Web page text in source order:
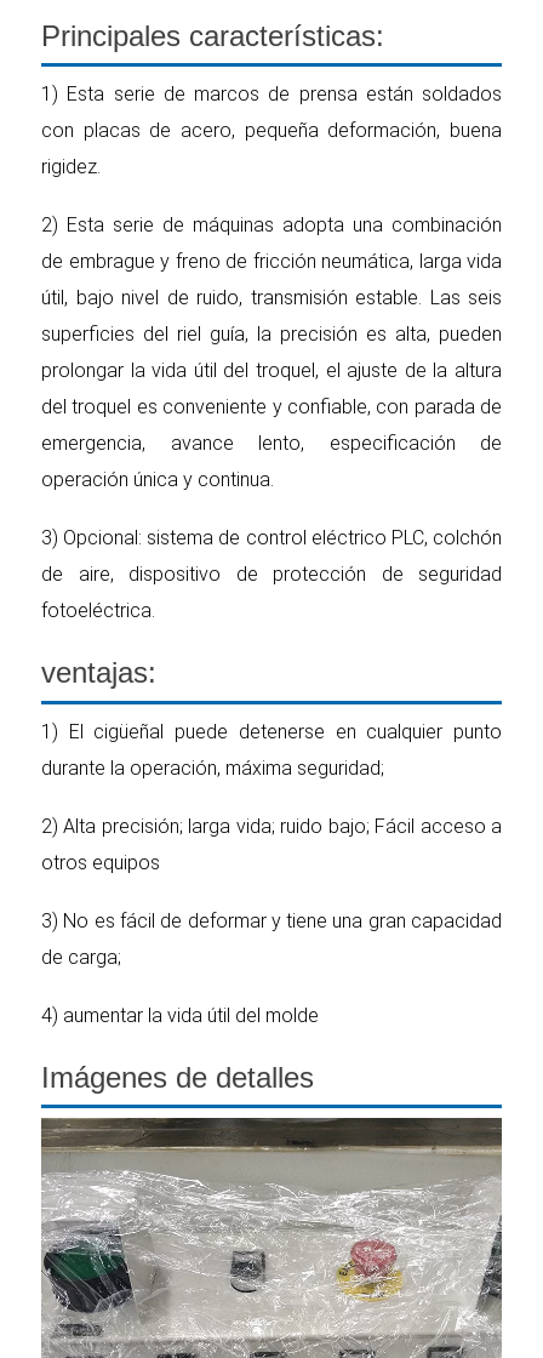
Principales características:
1) Esta serie de marcos de prensa están soldados
con placas de acero, pequeña deformación, buena
rigidez.
2) Esta serie de máquinas adopta una combinación
de embrague y freno de fricción neumática, larga vida
útil, bajo nivel de ruido, transmisión estable. Las seis
superficies del riel guía, la precisión es alta, pueden
prolongar la vida útil del troquel, el ajuste de la altura
del troquel es conveniente y confiable, con parada de
emergencia, avance lento, especificación de
operación única y continua.
3) Opcional: sistema de control eléctrico PLC, colchón
de aire, dispositivo de protección de seguridad
fotoeléctrica.
ventajas:
1) El cigüeñal puede detenerse en cualquier punto
durante la operación, máxima seguridad;
2) Alta precisión; larga vida; ruido bajo; Fácil acceso a
otros equipos
3) No es fácil de deformar y tiene una gran capacidad
de carga;
4) aumentar la vida útil del molde
Imágenes de detalles